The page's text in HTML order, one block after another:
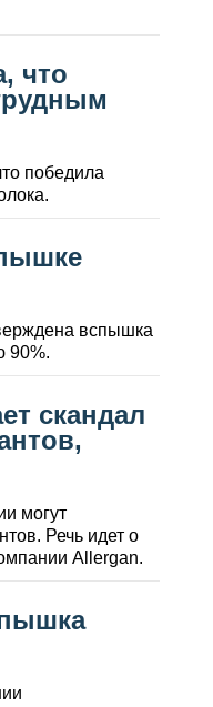
что
победила
вспышка
90%.
скандал
могут
Речь идет о
Allergan.